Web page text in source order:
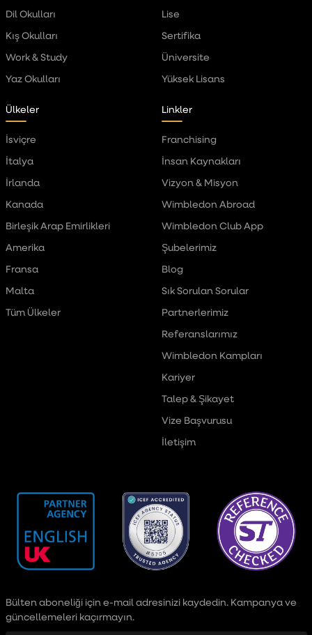
Dil Okulları
Kış Okulları
Work & Study
Yaz Okulları
Lise
Sertifika
Üniversite
Yüksek Lisans
Ülkeler
İsviçre
İtalya
İrlanda
Kanada
Birleşik Arap Emirlikleri
Amerika
Fransa
Malta
Tüm Ülkeler
Linkler
Franchising
İnsan Kaynakları
Vizyon & Misyon
Wimbledon Abroad
Wimbledon Club App
Şubelerimiz
Blog
Sık Sorulan Sorular
Partnerlerimiz
Referanslarımız
Wimbledon Kampları
Kariyer
Talep & Şikayet
Vize Başvurusu
İletişim
Bülten aboneliği için e-mail adresinizi kaydedin. Kampanya ve
güncellemeleri kaçırmayın.